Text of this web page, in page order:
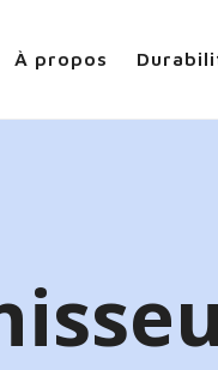
À propos